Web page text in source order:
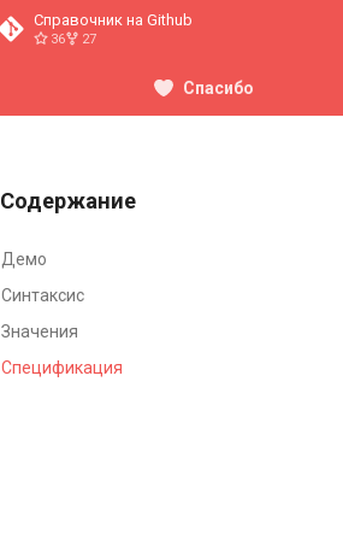
Справочник на Github
36 27
Спасибо
Содержание
Демо
Синтаксис
Значения
Спецификация